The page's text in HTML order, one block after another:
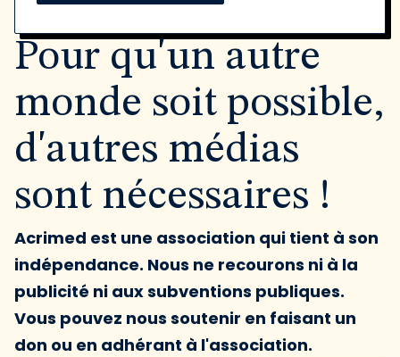
Pour qu'un autre
monde soit possible,
d'autres médias
sont nécessaires !
Acrimed est une association qui tient à son
indépendance. Nous ne recourons ni à la
publicité ni aux subventions publiques.
Vous pouvez nous soutenir en faisant un
don ou en adhérant à l'association.